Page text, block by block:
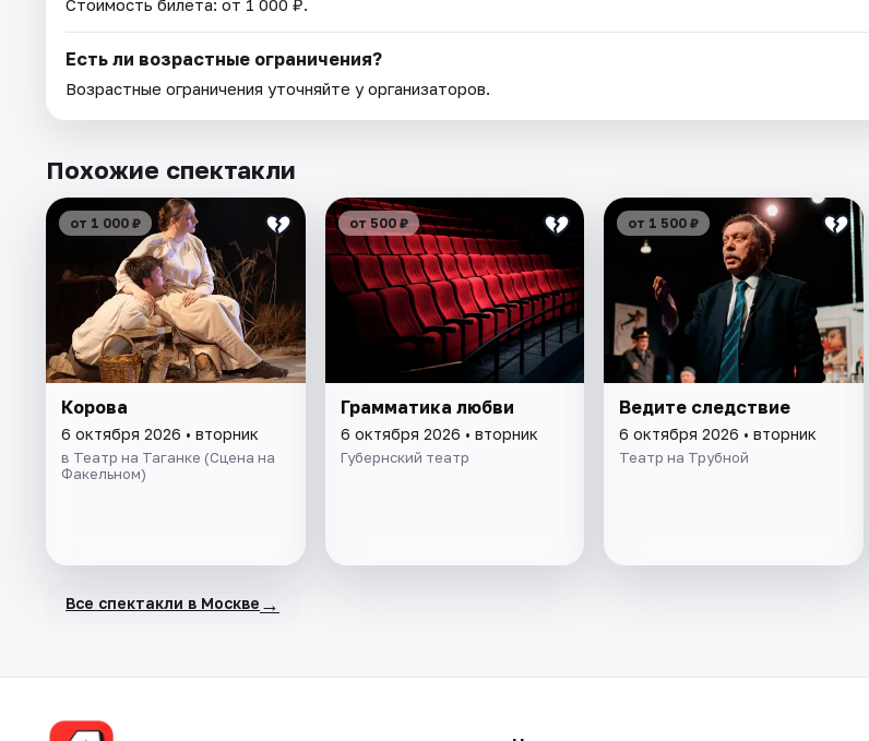
Стоимость билета: от 1 000 ₽.
Есть ли возрастные ограничения?
Возрастные ограничения уточняйте у организаторов.
Похожие спектакли
от 1 000 ₽
Корова
6 октября 2026 • вторник
в Театр на Таганке (Сцена на
Факельном)
от 500 ₽
Грамматика любви
6 октября 2026 • вторник
Губернский театр
от 1 500 ₽
Ведите следствие
6 октября 2026 • вторник
Театр на Трубной
Все спектакли в Москве →